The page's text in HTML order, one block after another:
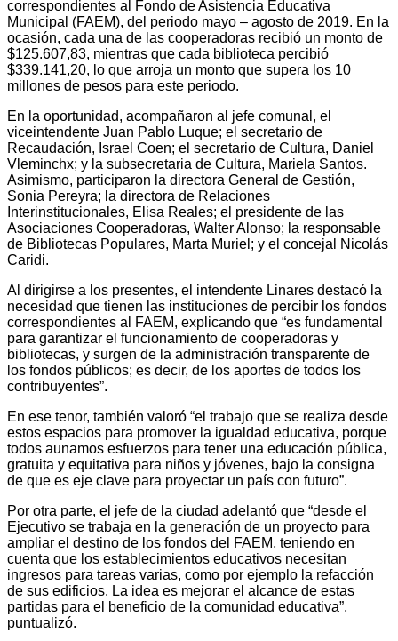
correspondientes al Fondo de Asistencia Educativa
Municipal (FAEM), del periodo mayo – agosto de 2019. En la
ocasión, cada una de las cooperadoras recibió un monto de
$125.607,83, mientras que cada biblioteca percibió
$339.141,20, lo que arroja un monto que supera los 10
millones de pesos para este periodo.
En la oportunidad, acompañaron al jefe comunal, el
viceintendente Juan Pablo Luque; el secretario de
Recaudación, Israel Coen; el secretario de Cultura, Daniel
Vleminchx; y la subsecretaria de Cultura, Mariela Santos.
Asimismo, participaron la directora General de Gestión,
Sonia Pereyra; la directora de Relaciones
Interinstitucionales, Elisa Reales; el presidente de las
Asociaciones Cooperadoras, Walter Alonso; la responsable
de Bibliotecas Populares, Marta Muriel; y el concejal Nicolás
Caridi.
Al dirigirse a los presentes, el intendente Linares destacó la
necesidad que tienen las instituciones de percibir los fondos
correspondientes al FAEM, explicando que “es fundamental
para garantizar el funcionamiento de cooperadoras y
bibliotecas, y surgen de la administración transparente de
los fondos públicos; es decir, de los aportes de todos los
contribuyentes”.
En ese tenor, también valoró “el trabajo que se realiza desde
estos espacios para promover la igualdad educativa, porque
todos aunamos esfuerzos para tener una educación pública,
gratuita y equitativa para niños y jóvenes, bajo la consigna
de que es eje clave para proyectar un país con futuro”.
Por otra parte, el jefe de la ciudad adelantó que “desde el
Ejecutivo se trabaja en la generación de un proyecto para
ampliar el destino de los fondos del FAEM, teniendo en
cuenta que los establecimientos educativos necesitan
ingresos para tareas varias, como por ejemplo la refacción
de sus edificios. La idea es mejorar el alcance de estas
partidas para el beneficio de la comunidad educativa”,
puntualizó.